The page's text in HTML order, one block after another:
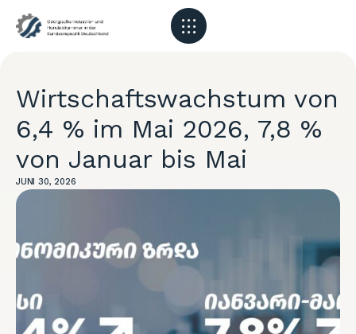
Wirtschaftswachstum von
6,4 % im Mai 2026, 7,8 %
von Januar bis Mai
JUNI 30, 2026